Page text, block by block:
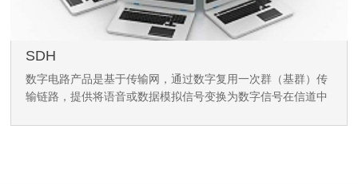
SDH
数字电路产品是基于传输网，通过数字复用一次群（基群）传
输链路，提供将语音或数据模拟信号变换为数字信号在信道中